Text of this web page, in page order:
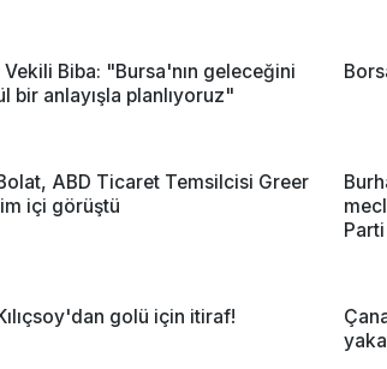
Vekili Biba: "Bursa'nın geleceğini
bir anlayışla planlıyoruz"
ABD Ticaret Temsilcisi Greer
içi görüştü
golü için itiraf!